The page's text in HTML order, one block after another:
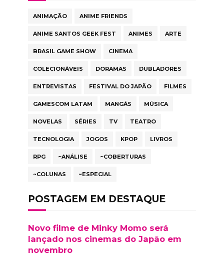
ANIMAÇÃO ANIME FRIENDS
ANIME SANTOS GEEK FEST ANIMES ARTE
BRASIL GAME SHOW CINEMA
COLECIONÁVEIS DORAMAS DUBLADORES
ENTREVISTAS FESTIVAL DO JAPÃO FILMES
GAMESCOM LATAM MANGÁS MÚSICA
NOVELAS SÉRIES TV TEATRO
TECNOLOGIA JOGOS KPOP LIVROS
RPG ~ANÁLISE ~COBERTURAS
~COLUNAS ~ESPECIAL
POSTAGEM EM DESTAQUE
Novo filme de Minky Momo será
lançado nos cinemas do Japão em
novembro